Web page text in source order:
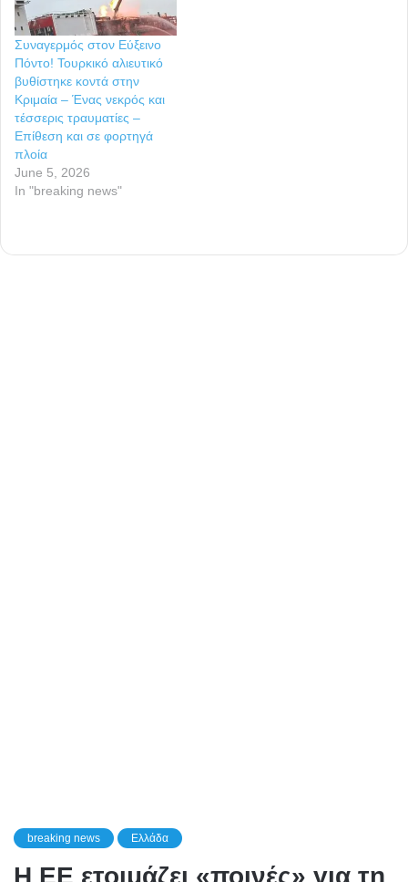
Συναγερμός στον Εύξεινο
Πόντο! Τουρκικό αλιευτικό
βυθίστηκε κοντά στην
Κριμαία – Ένας νεκρός και
τέσσερις τραυματίες –
Επίθεση και σε φορτηγά
πλοία
June 5, 2026
In "breaking news"